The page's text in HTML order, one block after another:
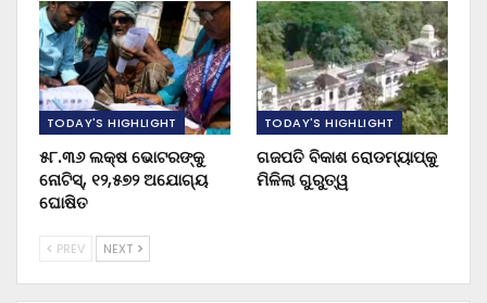
TODAY'S HIGHLIGHT
୫୮.୩୬ ଲକ୍ଷ ଭୋଟରଙ୍କୁ
ନୋଟିସ୍‌, ୧୨,୫୭୨ ଅଯୋଗ୍ୟ
ଘୋଷିତ
TODAY'S HIGHLIGHT
ଗଜପତି ବିକାଶ ରୋଡମ୍ୟାପ୍‌କୁ
ମିଳିଲା ଗୁରୁତ୍ୱ
PREV NEXT